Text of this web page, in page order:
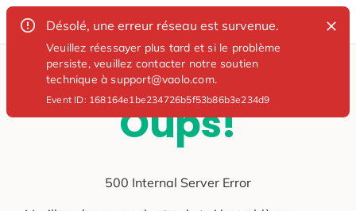
Désolé, une erreur réseau est survenue.
Veuillez réessayer plus tard et si le problème
persiste, veuillez contacter notre soutien
technique à support@vaolo.com.
Event ID: 168164e1be234726b5f53b86b3e234d9
Oups!
500 Internal Server Error